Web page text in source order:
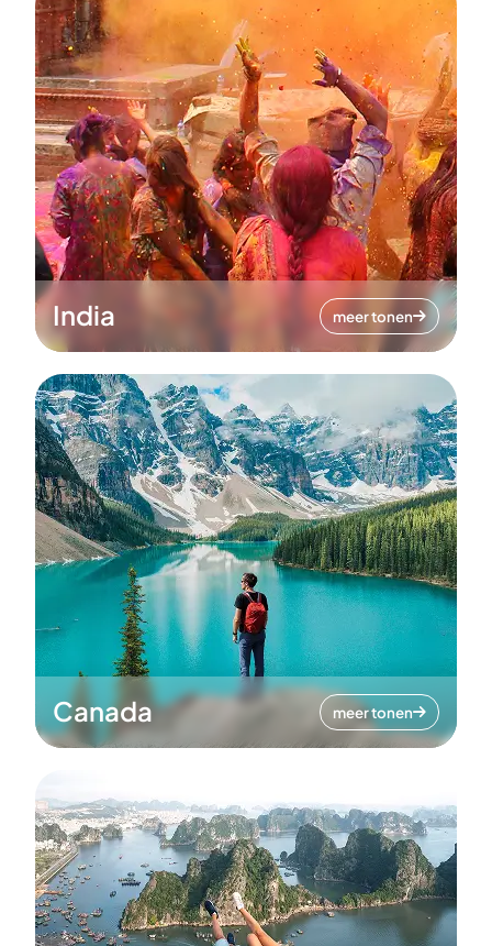
India meer tonen
Canada meer tonen